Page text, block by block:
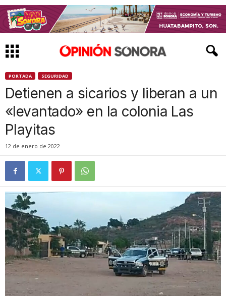
PORTADA SEGURIDAD
Detienen a sicarios y liberan a un
«levantado» en la colonia Las
Playitas
12 de enero de 2022